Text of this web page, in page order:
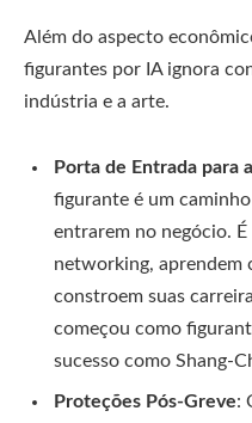
Além do aspecto
figurantes por IA ignora
indústria e a arte.
Porta de Entrada para
figurante é um
entrarem no negócio.
networking, aprendem
constroem suas
começou como
sucesso como Shang-
Proteções Pós-Greve: